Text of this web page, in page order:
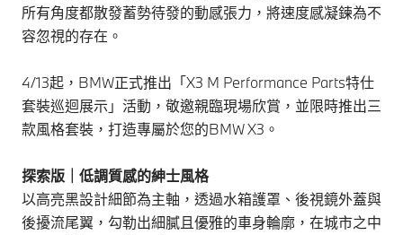
所有角度都散發蓄勢待發的動感張力，將速度感凝鍊為不
容忽視的存在。
4/13起，BMW正式推出「X3 M Performance Parts特仕
套裝巡迴展示」活動，敬邀親臨現場欣賞，並限時推出三
款風格套裝，打造專屬於您的BMW X3。
探索版｜低調質感的紳士風格
以高亮黑設計細節為主軸，透過水箱護罩、後視鏡外蓋與
後擾流尾翼，勾勒出細膩且優雅的車身輪廓，在城市之中